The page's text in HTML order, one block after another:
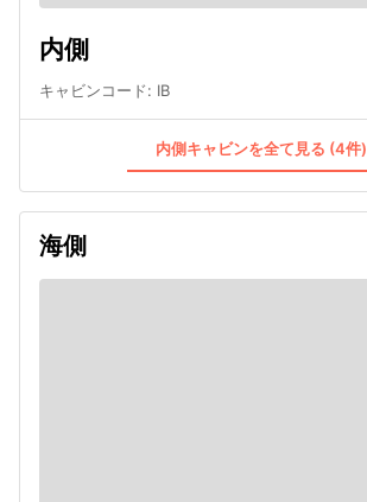
内側
キャビンコード: IB
内側キャビンを全て見る (4件)
海側